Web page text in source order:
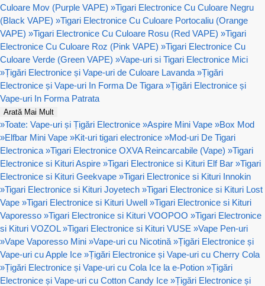
Culoare Mov (Purple VAPE) »Tigari Electronice Cu Culoare Negru
(Black VAPE) »Tigari Electronice Cu Culoare Portocaliu (Orange
VAPE) »Tigari Electronice Cu Culoare Rosu (Red VAPE) »Tigari
Electronice Cu Culoare Roz (Pink VAPE) »Tigari Electronice Cu
Culoare Verde (Green VAPE) »Vape-uri si Tigari Electronice Mici
»Țigări Electronice și Vape-uri de Culoare Lavanda »Țigări
Electronice și Vape-uri In Forma De Tigara »Țigări Electronice și
Vape-uri In Forma Patrata
Arată Mai Mult
»Toate: Vape-uri și Țigări Electronice »Aspire Mini Vape »Box Mod
»Elfbar Mini Vape »Kit-uri tigari electronice »Mod-uri De Tigari
Electronica »Tigari Electronice OXVA Reincarcabile (Vape) »Tigari
Electronice si Kituri Aspire »Tigari Electronice si Kituri Elf Bar »Tigari
Electronice si Kituri Geekvape »Tigari Electronice si Kituri Innokin
»Tigari Electronice si Kituri Joyetech »Tigari Electronice si Kituri Lost
Vape »Tigari Electronice si Kituri Uwell »Tigari Electronice si Kituri
Vaporesso »Tigari Electronice si Kituri VOOPOO »Tigari Electronice
si Kituri VOZOL »Tigari Electronice si Kituri VUSE »Vape Pen-uri
»Vape Vaporesso Mini »Vape-uri cu Nicotină »Țigări Electronice și
Vape-uri cu Apple Ice »Țigări Electronice și Vape-uri cu Cherry Cola
»Țigări Electronice și Vape-uri cu Cola Ice la e-Potion »Țigări
Electronice și Vape-uri cu Cotton Candy Ice »Țigări Electronice și